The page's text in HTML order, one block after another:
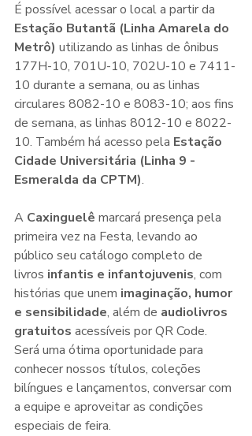
É possível acessar o local a partir da
Estação Butantã (Linha Amarela do
Metrô) utilizando as linhas de ônibus
177H-10, 701U-10, 702U-10 e 7411-
10 durante a semana, ou as linhas
circulares 8082-10 e 8083-10; aos fins
de semana, as linhas 8012-10 e 8022-
10. Também há acesso pela Estação
Cidade Universitária (Linha 9 -
Esmeralda da CPTM).
A Caxinguelê marcará presença pela
primeira vez na Festa, levando ao
público seu catálogo completo de
livros infantis e infantojuvenis, com
histórias que unem imaginação, humor
e sensibilidade, além de audiolivros
gratuitos acessíveis por QR Code.
Será uma ótima oportunidade para
conhecer nossos títulos, coleções
bilíngues e lançamentos, conversar com
a equipe e aproveitar as condições
especiais de feira.